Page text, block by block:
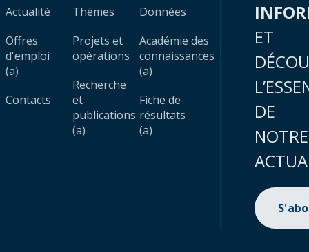
Actualité
Offres
d'emploi
(a)
Contacts
Thèmes
Projets et
opérations
Recherche
et
publications
(a)
Données
Académie des
connaissances
(a)
Fiche de
résultats
(a)
ET
DE
NOTRE